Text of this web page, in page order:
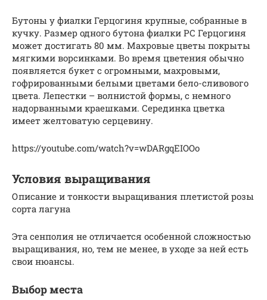
Бутоны у фиалки Герцогиня крупные, собранные в
кучку. Размер одного бутона фиалки РС Герцогиня
может достигать 80 мм. Махровые цветы покрыты
мягкими ворсинками. Во время цветения обычно
появляется букет с огромными, махровыми,
гофрированными белыми цветами бело-сливового
цвета. Лепестки – волнистой формы, с немного
надорванными краешками. Серединка цветка
имеет желтоватую серцевину.
https://youtube.com/watch?v=wDARgqEIOOo
Условия выращивания
Описание и тонкости выращивания плетистой розы
сорта лагуна
Эта сенполия не отличается особенной сложностью
выращивания, но, тем не менее, в уходе за ней есть
свои нюансы.
Выбор места